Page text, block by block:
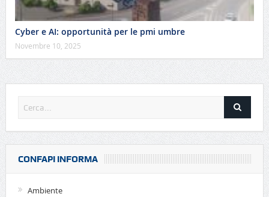
Cyber e AI: opportunità per le pmi umbre
Novembre 10, 2025
CONFAPI INFORMA
Ambiente